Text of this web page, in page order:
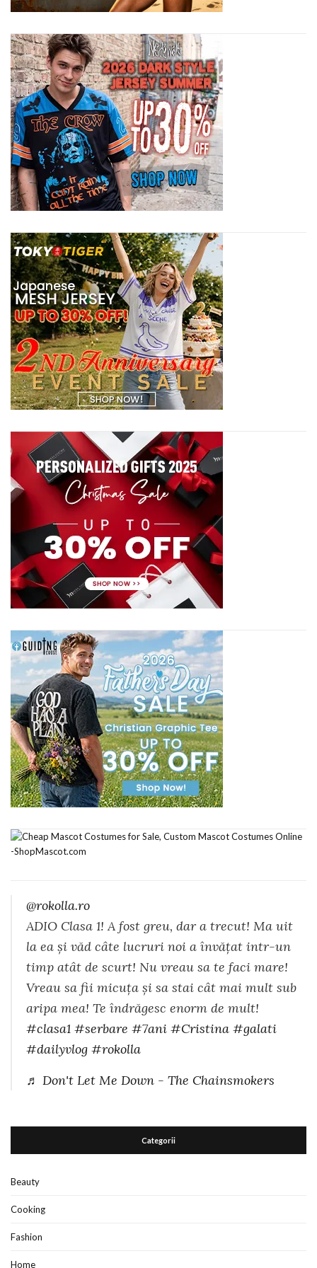
@rokolla.ro
ADIO Clasa 1! A fost greu, dar a trecut! Ma uit
la ea și văd câte lucruri noi a învățat intr-un
timp atât de scurt! Nu vreau sa te faci mare!
Vreau sa fii micuța și sa stai cât mai mult sub
aripa mea! Te îndrăgesc enorm de mult!
#clasa1 #serbare #7ani #Cristina #galati
#dailyvlog #rokolla
♬ Don't Let Me Down - The Chainsmokers
Categorii
Beauty
Cooking
Fashion
Home